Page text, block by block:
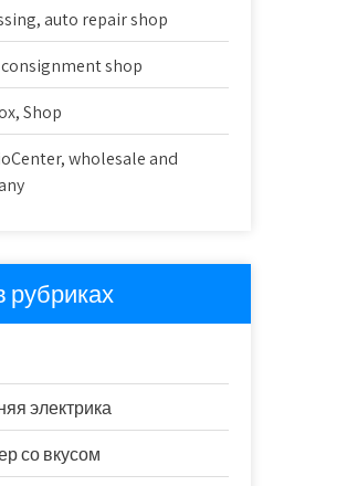
auto repair shop
shop
Shop
wholesale and
рубриках
электрика
со вкусом